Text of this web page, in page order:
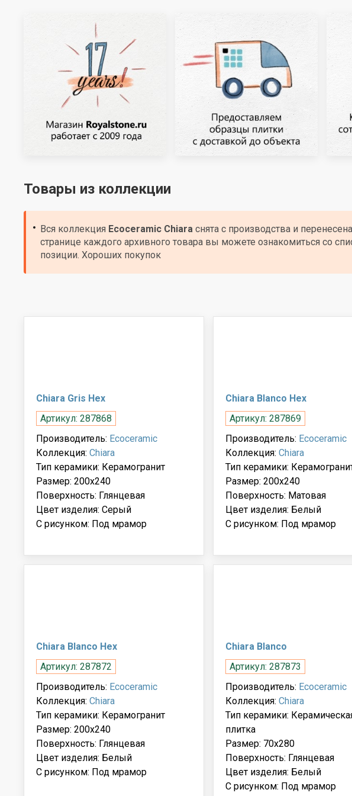
Товары из коллекции
Вся коллекция Ecoceramic Chiara снята с производства и
странице каждого архивного товара вы можете ознакомиться со
позиции. Хороших покупок
Chiara Gris Hex
Артикул: 287868
Производитель: Ecoceramic
Коллекция: Chiara
Тип керамики: Керамогранит
Размер: 200x240
Поверхность: Глянцевая
Цвет изделия: Серый
С рисунком: Под мрамор
Chiara Blanco Hex
Артикул: 287869
Производитель: Ecoceramic
Коллекция: Chiara
Тип керамики:
Размер: 200x240
Поверхность: Матовая
Цвет изделия: Белый
С рисунком: Под мрамор
Chiara Blanco Hex
Артикул: 287872
Производитель: Ecoceramic
Коллекция: Chiara
Тип керамики: Керамогранит
Размер: 200x240
Поверхность: Глянцевая
Цвет изделия: Белый
С рисунком: Под мрамор
Chiara Blanco
Артикул: 287873
Производитель: Ecoceramic
Коллекция: Chiara
Тип керамики:
плитка
Размер: 70x280
Поверхность: Глянцевая
Цвет изделия: Белый
С рисунком: Под мрамор